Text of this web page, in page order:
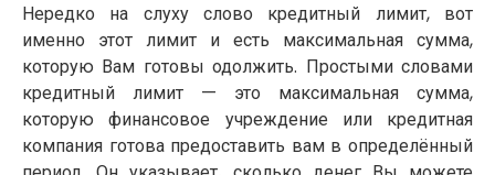
Нередко на слуху слово кредитный лимит, вот
именно этот лимит и есть максимальная сумма,
которую Вам готовы одолжить. Простыми словами
кредитный лимит — это максимальная сумма,
которую финансовое учреждение или кредитная
компания готова предоставить вам в определённый